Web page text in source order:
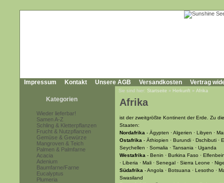
Impressum Kontakt Unsere AGB Versandkosten Vertrag
Kategorien
Wieder lieferbar!
Samen A-Z
Schling & Kletterpflanzen
Frucht & Nutzpflanzen
Gemüse & Gewürze
Mangroven & Teich
Palmen & Palmfarne
Acacia
Adenium
Baumfarne/Farne
Eucalyptus
Plumeria
Sie sind hier: Startseite » Herkunft » Afrika
Afrika
ist der zweitgrößte Kontinent der Erde. Zu
Staaten:
Nordafrika - Ägypten · Algerien · Libyen ·
Ostafrika - Äthiopien · Burundi · Dschibuti ·
Seychellen · Somalia · Tansania · Uganda
Westafrika - Benin · Burkina Faso ·
· Liberia · Mali · Senegal · Sierra Leone ·
Südafrika - Angola · Botsuana · Lesotho ·
Swasiland